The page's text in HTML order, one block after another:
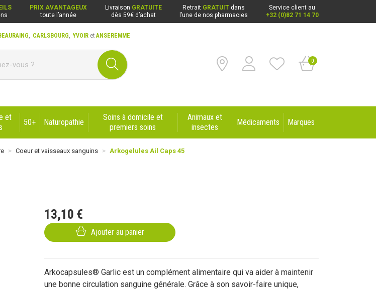
PRIX AVANTAGEUX
toute l’année
Livraison GRATUITE
dès 59€ d’achat
Retrait GRATUIT dans
l’une de nos pharmacies
Service client au
+32 (0)82 71 14 70
0
, CARLSBOURG,YVOIRetANSEREMME
et
50+ Naturopathie
Soins à domicile et
premiers soins
Animaux et
insectes
Médicaments Marques
Coeur et vaisseaux sanguins Arkogelules Ail Caps 45
13,10 €
Ajouter au panier
Arkocapsules® Garlic est un complément alimentaire qui va aider à maintenir
une bonne circulation sanguine générale. Grâce à son savoir-faire unique,